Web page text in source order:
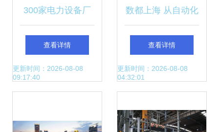
300家电力设备厂
商齐聚上海，电力
行业新技术引领未
查看详情
更新时间：2026-08-08
09:17:40
数都上海 从自动化
到全产业链数字
化，智能工厂的持
查看详情
更新时间：2026-08-08
04:32:01